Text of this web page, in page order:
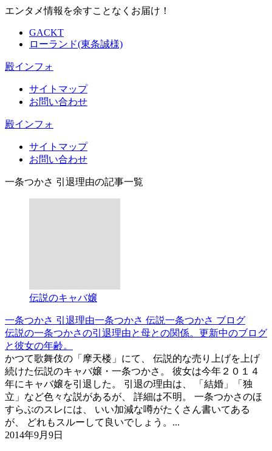
エンタメ情報を余すことなくお届け！
GACKT
ローランド(東条誠様)
殿インフォ
サイトマップ
お問い合わせ
殿インフォ
サイトマップ
お問い合わせ
一条つかさ 引退理由の記事一覧
伝説のキャバ嬢
一条つかさ 引退理由一条つかさ 伝説一条つかさ ブログ
伝説の一条つかさの引退理由と母との関係。更新中のブログ
と彼女の年齢。
かつて歌舞伎の「摩天楼」にて、 伝説的な売り上げを上げ
続けた伝説のキャバ嬢・一条つかさ。 彼女は今年２０１４
年にキャバ嬢を引退した。 引退の理由は、 「結婚」「独
立」など色々な説があるが、 詳細は不明。 一条つかさのほ
すらぶのスレには、 いい加減な噂がたくさん書いてある
が、 どれもスルーして良いでしょう。...
2014年9月9日